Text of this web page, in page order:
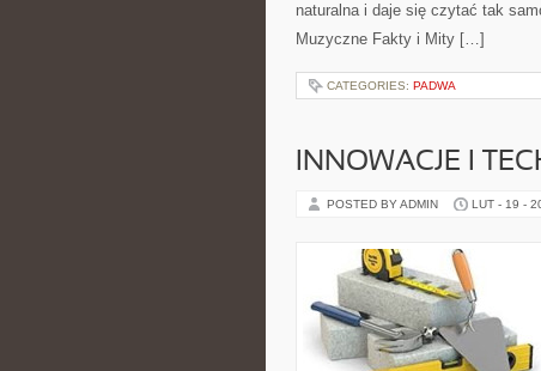
naturalna i daje się czytać tak
Muzyczne Fakty i Mity […]
CATEGORIES: PADWA
INNOWACJE I
POSTED BY ADMIN LUT - 19 -